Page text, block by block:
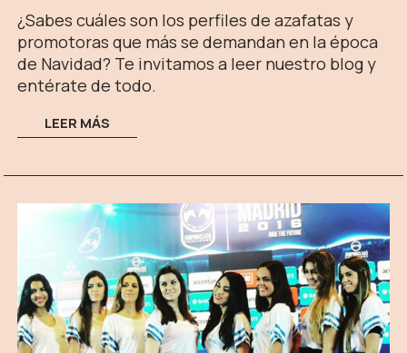
¿Sabes cuáles son los perfiles de azafatas y
promotoras que más se demandan en la época
de Navidad? Te invitamos a leer nuestro blog y
entérate de todo.
LEER MÁS